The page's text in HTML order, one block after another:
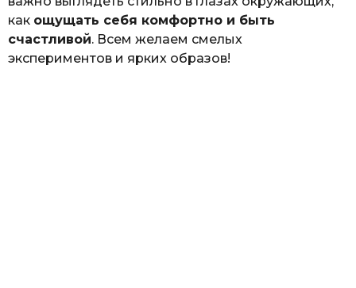
как ощущать себя комфортно и быть
счастливой. Всем желаем смелых
экспериментов и ярких образов!